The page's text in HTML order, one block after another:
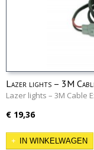
Lazer lights – 3M
TRIPLE-R 16/24/28)
Lazer lights – 3M Cable
€ 19,36
IN WINKELWAGEN